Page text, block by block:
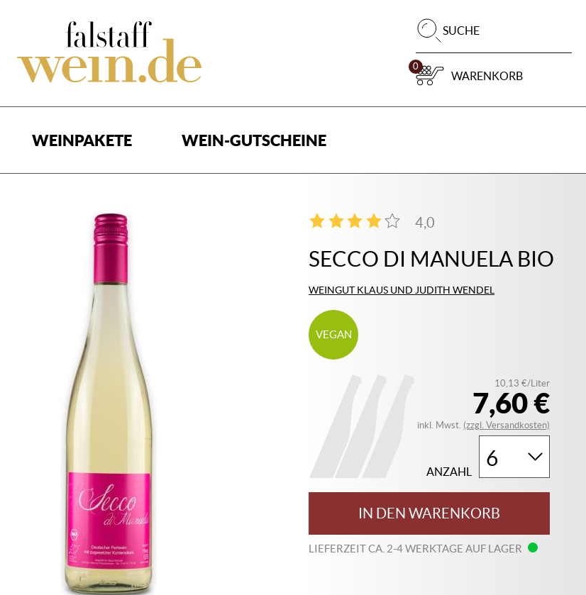
SUCHE
0
WARENKORB
WEINPAKETE WEIN-GUTSCHEINE
SECCO DI MANUELA BIO
WEINGUT KLAUS UND JUDITH WENDEL
4,0
1
VEGAN
7,60 €
10,13 €/Liter
inkl. Mwst. (zzgl. Versandkosten)
ANZAHL
IN DEN WARENKORB
LIEFERZEIT CA. 2-4 WERKTAGE AUF LAGER